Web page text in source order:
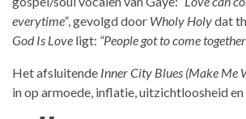
everytime”, gevolgd door Wholy Holydat
God Is Love ligt: “People got to come
Het afsluitende Inner City Blues (Make Me
in op armoede, inflatie, uitzichtloosheid